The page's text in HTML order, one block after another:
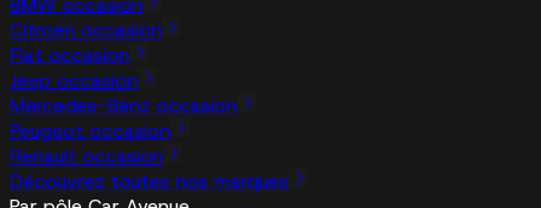
Citroën occasion
Fiat occasion
Jeep occasion
Mercedes-Benz occasion
Peugeot occasion
Renault occasion
Découvrez toutes nos marques